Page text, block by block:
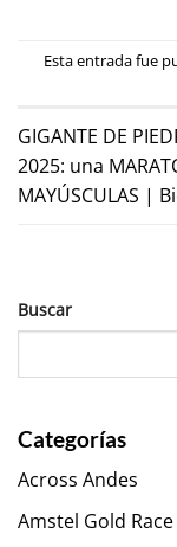
Esta entrada fue
GIGANTE DE
2025: una
MAYÚSCULAS |
Buscar
Categorías
Across Andes
Amstel Gold Race